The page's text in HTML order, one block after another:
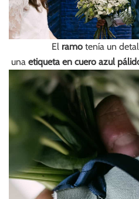
El ramotenía un
unaetiqueta en cuero azul